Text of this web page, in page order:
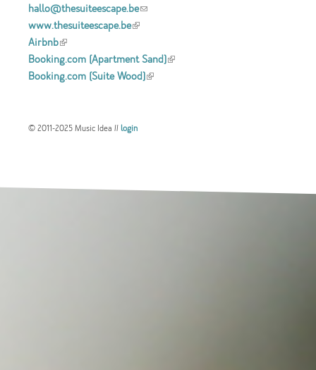
hallo@thesuiteescape.be(link sends e-mail)
www.thesuiteescape.be(link is external)
Airbnb(link is external)
Booking.com (Apartment Sand)(link is
Booking.com (Suite Wood)(link is external)
© 2011-2025 Music Idea //login